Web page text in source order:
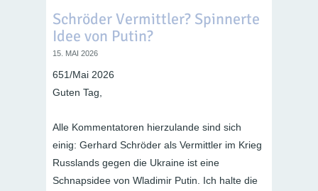
Schröder Vermittler? Spinnerte
Idee von Putin?
15. MAI 2026
651/Mai 2026
Guten Tag,
Alle Kommentatoren hierzulande sind sich
einig: Gerhard Schröder als Vermittler im Krieg
Russlands gegen die Ukraine ist eine
Schnapsidee von Wladimir Putin. Ich halte die